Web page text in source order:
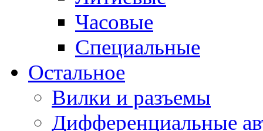
Часовые
Специальные
Остальное
Вилки и разъемы
Дифференциальные